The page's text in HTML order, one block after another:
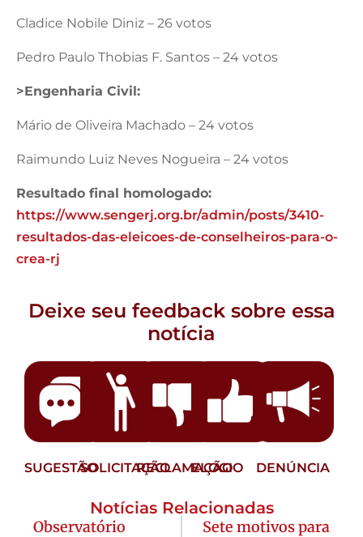
Cladice Nobile Diniz – 26 votos
Pedro Paulo Thobias F. Santos – 24 votos
>Engenharia Civil:
Mário de Oliveira Machado – 24 votos
Raimundo Luiz Neves Nogueira – 24 votos
Resultado final homologado:
https://www.sengerj.org.br/admin/posts/3410-
resultados-das-eleicoes-de-conselheiros-para-o-
crea-rj
Deixe seu feedback sobre essa
notícia
SUGESTÃOSOLICITAÇÃORECLAMAÇÃO
ELOGIO DENÚNCIA
Notícias Relacionadas
Observatório
Sete motivos para